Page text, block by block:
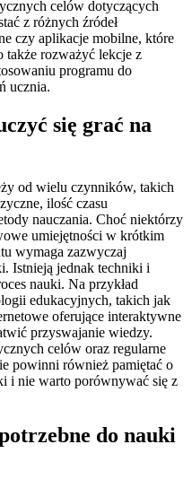
celów dotyczących
z różnych źródeł
czy aplikacje mobilne, które
także rozważyć lekcje z
programu do
ucznia.
się grać na
od wielu czynników, takich
ilość czasu
nauczania. Choć niektórzy
umiejętności w krótkim
wymaga zazwyczaj
Istnieją jednak techniki i
nauki. Na przykład
edukacyjnych, takich jak
oferujące interaktywne
przyswajanie wiedzy.
celów oraz regularne
powinni również pamiętać o
i nie warto porównywać się z
do nauki